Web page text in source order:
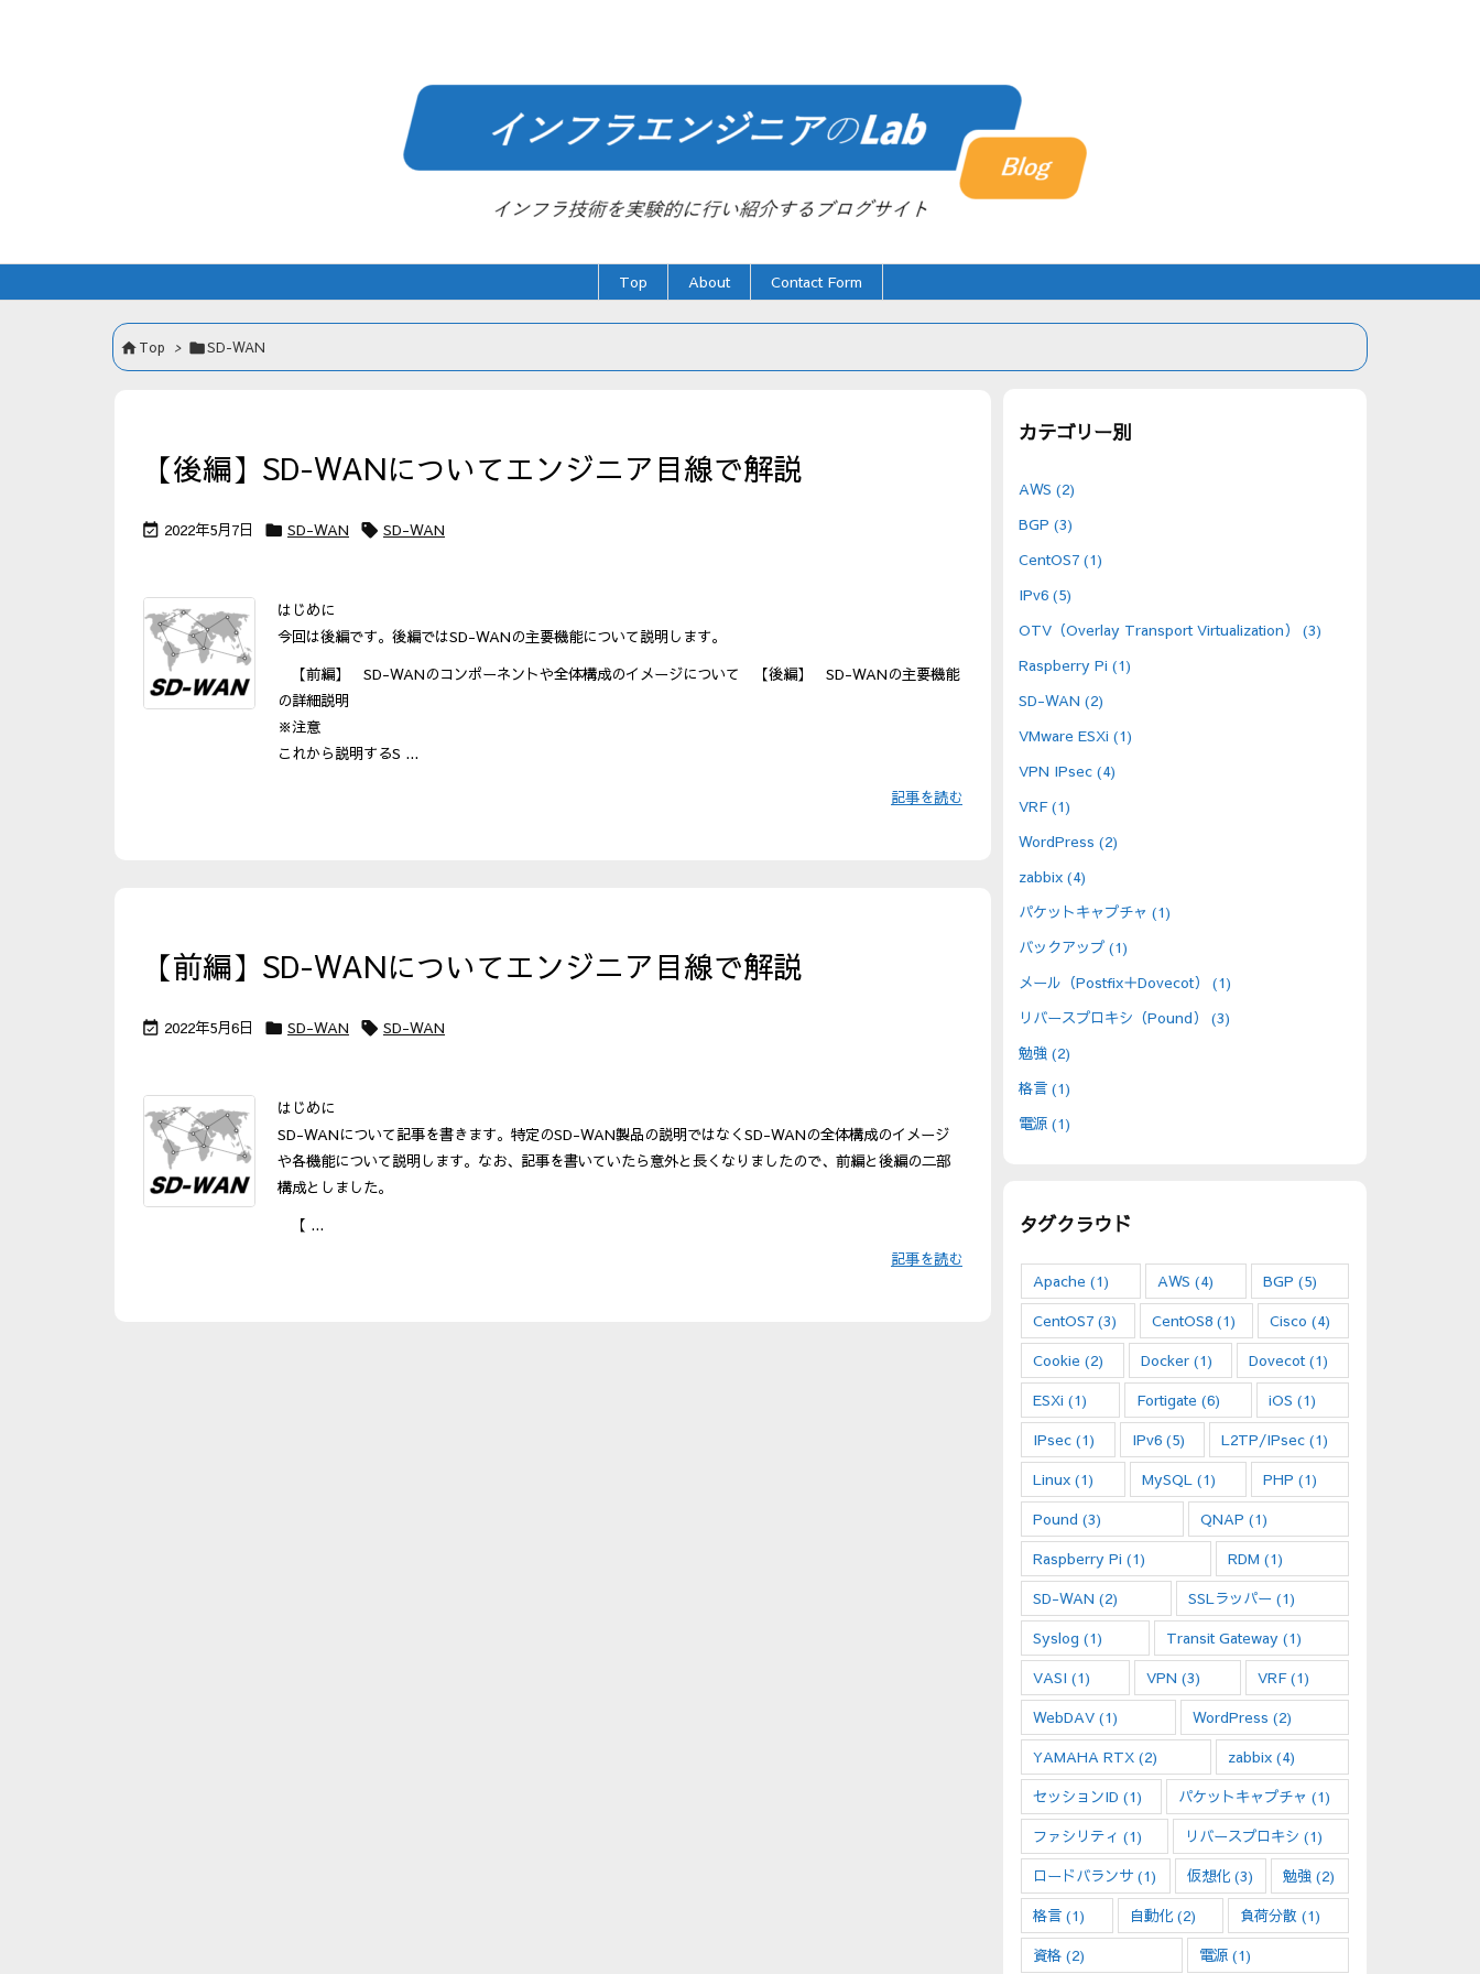
Top About Contact Form
Top > SD-WAN
【後編】SD-WANについてエンジニア目線で解説
 2022年5月7日  SD-WAN  SD-WAN
はじめに
今回は後編です。後編ではSD-WANの主要機能について説明します。
【前編】 SD-WANのコンポーネントや全体構成のイメージについて 【後編】 SD-WANの主要機能
の詳細説明
※注意
これから説明するS ...
記事を読む
【前編】SD-WANについてエンジニア目線で解説
 2022年5月6日  SD-WAN  SD-WAN
はじめに
SD-WANについて記事を書きます。特定のSD-WAN製品の説明ではなくSD-WANの全体構成のイメージ
や各機能について説明します。なお、記事を書いていたら意外と長くなりましたので、前編と後編の二部
構成としました。
【 ...
記事を読む
カテゴリー別
AWS (2)
BGP (3)
CentOS7 (1)
IPv6 (5)
OTV（Overlay Transport Virtualization） (3)
Raspberry Pi (1)
SD-WAN (2)
VMware ESXi (1)
VPN IPsec (4)
VRF(1)
WordPress (2)
zabbix (4)
パケットキャプチャ (1)
バックアップ (1)
メール（Postfix＋Dovecot） (1)
リバースプロキシ（Pound） (3)
勉強 (2)
格言 (1)
電源 (1)
タグクラウド
Apache (1) AWS (4) BGP (5)
CentOS7 (3) CentOS8(1) Cisco (4)
Cookie (2) Docker(1) Dovecot (1)
ESXi (1) Fortigate (6) iOS (1)
IPsec (1) IPv6(5) L2TP/IPsec (1)
Linux (1) MySQL (1) PHP (1)
Pound (3) QNAP (1)
Raspberry Pi (1) RDM (1)
SD-WAN (2) SSLラッパー (1)
Syslog (1) Transit Gateway (1)
VASI (1) VPN (3) VRF(1)
WebDAV (1) WordPress (2)
YAMAHA RTX (2) zabbix (4)
セッションID (1) パケットキャプチャ (1)
ファシリティ (1) リバースプロキシ (1)
ロードバランサ (1) 仮想化(3) 勉強 (2)
格言 (1) 自動化(2) 負荷分散 (1)
資格 (2) 電源 (1)